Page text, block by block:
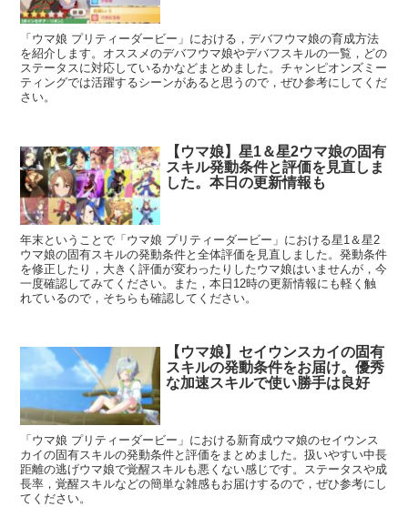
「ウマ娘 プリティーダービー」における，デバフウマ娘の育成方法
を紹介します。オススメのデバフウマ娘やデバフスキルの一覧，どの
ステータスに対応しているかなどまとめました。チャンピオンズミー
ティングでは活躍するシーンがあると思うので，ぜひ参考にしてくだ
さい。
【ウマ娘】星1＆星2ウマ娘の固有
スキル発動条件と評価を見直しま
した。本日の更新情報も
年末ということで「ウマ娘 プリティーダービー」における星1＆星2
ウマ娘の固有スキルの発動条件と全体評価を見直しました。発動条件
を修正したり，大きく評価が変わったりしたウマ娘はいませんが，今
一度確認してみてください。また，本日12時の更新情報にも軽く触
れているので，そちらも確認してください。
【ウマ娘】セイウンスカイの固有
スキルの発動条件をお届け。優秀
な加速スキルで使い勝手は良好
「ウマ娘 プリティーダービー」における新育成ウマ娘のセイウンス
カイの固有スキルの発動条件と評価をまとめました。扱いやすい中長
距離の逃げウマ娘で覚醒スキルも悪くない感じです。ステータスや成
長率，覚醒スキルなどの簡単な雑感もお届けするので，ぜひ参考にし
てください。